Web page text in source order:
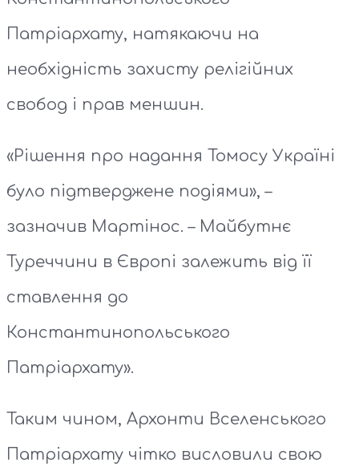
Патріархату, натякаючи на
необхідність захисту релігійних
свобод і прав меншин.
«Рішення про надання Томосу Україні
було підтверджене подіями», –
зазначив Мартінос. – Майбутнє
Туреччини в Європі залежить від її
ставлення до
Константинопольського
Патріархату».
Таким чином, Архонти Вселенського
Патріархату чітко висловили свою